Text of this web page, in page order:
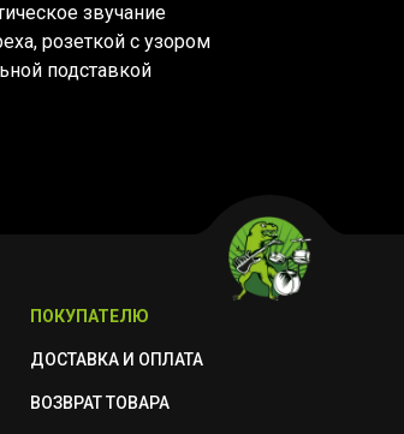
звучание
розеткой с узором
подставкой
ПОКУПАТЕЛЮ
ДОСТАВКА И ОПЛАТА
ВОЗВРАТ ТОВАРА